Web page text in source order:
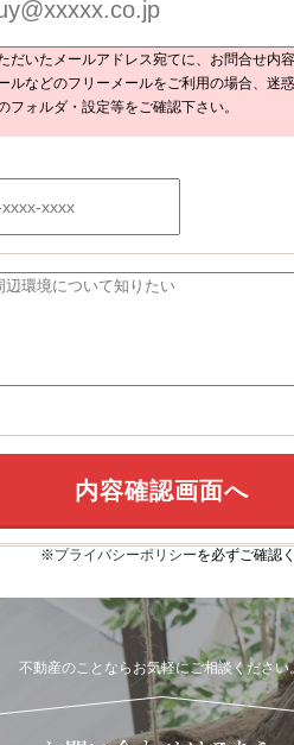
だいたメールアドレス宛てに、お問合せ内
ルなどのフリーメールをご利用の場合、迷
フォルダ・設定等をご確認下さい。
※プライバシーポリシーを必ずご確認
不動産のことならお気軽にご相談ください